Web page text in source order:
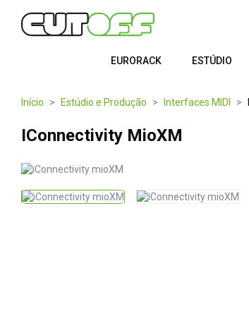
EURORACK ESTÚDIO
Início Estúdio e Produção Interfaces MIDI
IConnectivity MioXM